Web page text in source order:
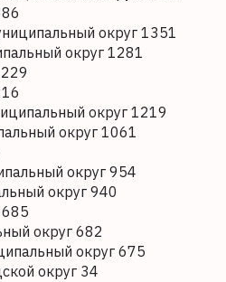
округ 1351
округ 1281
округ 1219
округ 1061
округ 954
округ 940
округ 682
округ 675
округ 34